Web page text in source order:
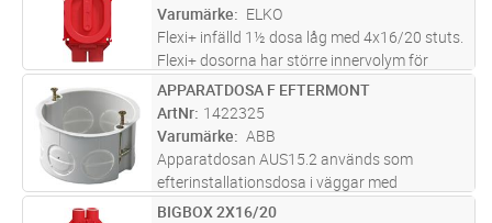
montering sida vid sida samt ryg
Varumärke
ELKO
Flexi+ infälld 1½ dosa låg med 4x16/20 stuts.
Flexi+ dosorna har större innervolym för
anslutningar, puckar och i allmänhet mer luft
för ökad livslängd av elektronik. För
skivtjocklek 13mm. Med spik-
ST Lägg i kundvagn
APPARATDOSA F EFTERMONT
ArtNr 1422325
Varumärke
ABB
Apparatdosan AUS15.2 används som
efterinstallationsdosa i väggar med
skivkonstruktion. Hålen borras med borr AT1
Lägg i kundvagn
BIGBOX 2X16/20